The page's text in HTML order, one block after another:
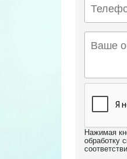
Нажимая
обработку